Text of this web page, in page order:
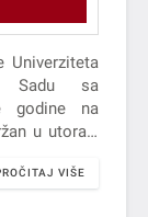
Univerziteta
Sadu sa
godine na
u utorak,
VIŠE